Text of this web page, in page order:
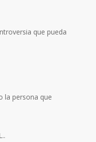
que pueda
la persona que